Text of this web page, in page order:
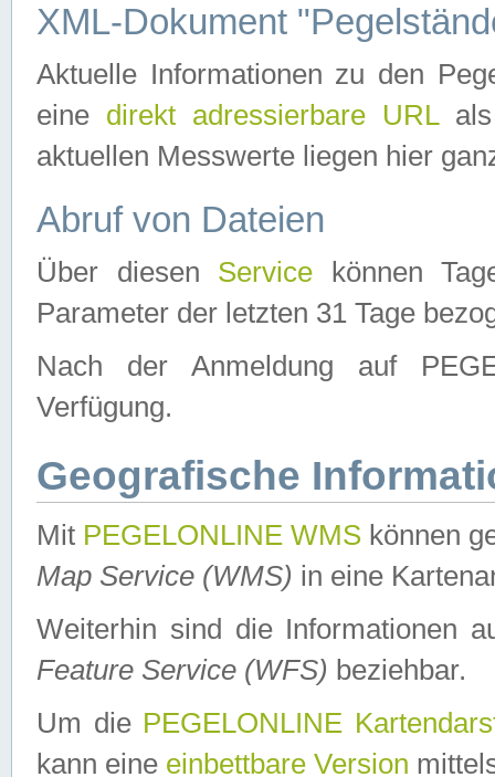
XML-Dokument
Aktuelle Informationen zu den
eine direkt adressierbare URLals
aktuellen Messwerte liegen hier
Abruf von Dateien
Über diesen Service können
Parameter der letzten 31 Tage
Nach der Anmeldung auf
Verfügung.
Geografische
Mit PEGELONLINE WMS können
Map Service (WMS) in eine
Weiterhin sind die Informationen
Feature Service (WFS) beziehbar.
Um die PEGELONLINE
kann eine einbettbare Version